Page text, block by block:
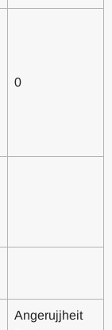
0
Angerujjheit